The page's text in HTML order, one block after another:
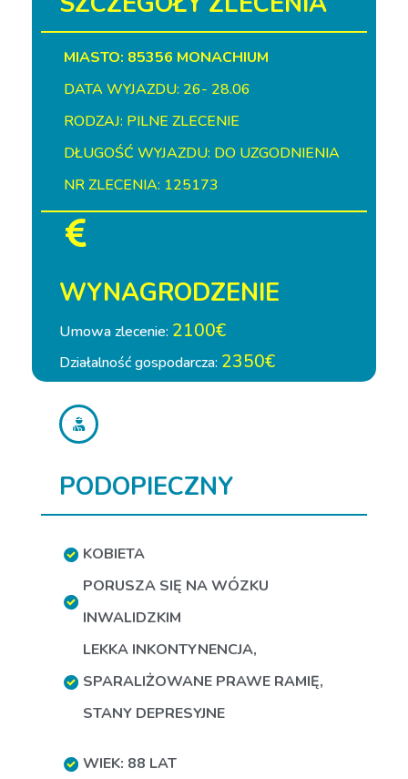
MIASTO: 85356 MONACHIUM
DATA WYJAZDU: 26- 28.06
RODZAJ: PILNE ZLECENIE
DŁUGOŚĆ WYJAZDU: DO UZGODNIENIA
NR ZLECENIA: 125173
WYNAGRODZENIE
Umowa zlecenie: 2100€
Działalność gospodarcza: 2350€
PODOPIECZNY
KOBIETA
PORUSZA SIĘ NA WÓZKU
INWALIDZKIM
LEKKA INKONTYNENCJA,
SPARALIŻOWANE PRAWE RAMIĘ,
STANY DEPRESYJNE
WIEK: 88 LAT